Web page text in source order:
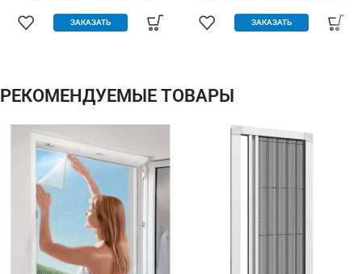
дешевле аналогов при явных
размеры: треугольник,
трапеция - проста в установке
(инструмент не нужен)
ЗАКАЗАТЬ ЗАКАЗАТЬ
РЕКОМЕНДУЕМЫЕ ТОВАРЫ